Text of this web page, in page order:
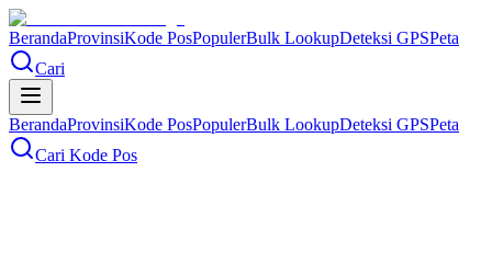
BerandaProvinsiKode PosPopulerBulk LookupDeteksi GPSPeta
Cari
BerandaProvinsiKode PosPopulerBulk LookupDeteksi GPSPeta
Cari Kode Pos